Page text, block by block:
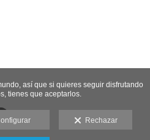
así que si quieres seguir disfrutando
tienes que aceptarlos.
Rechazar